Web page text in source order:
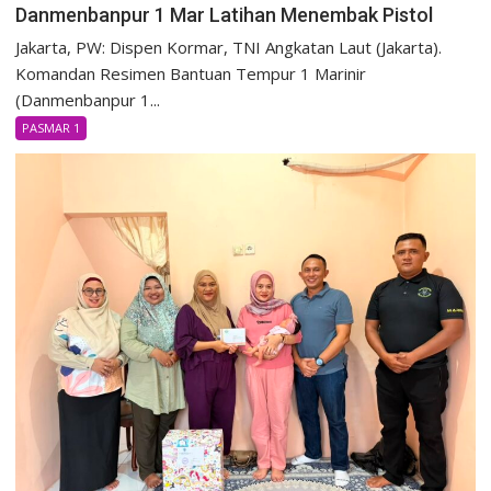
Danmenbanpur 1 Mar Latihan Menembak Pistol
Jakarta, PW: Dispen Kormar, TNI Angkatan Laut (Jakarta).
Komandan Resimen Bantuan Tempur 1 Marinir
(Danmenbanpur 1...
PASMAR 1